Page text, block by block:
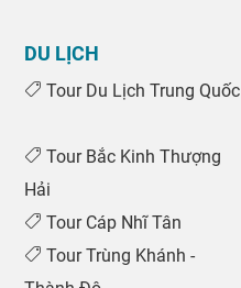
DU LỊCH
Tour Du Lịch Trung Quốc
Tour Bắc Kinh Thượng
Hải
Tour Cáp Nhĩ Tân
Tour Trùng Khánh -